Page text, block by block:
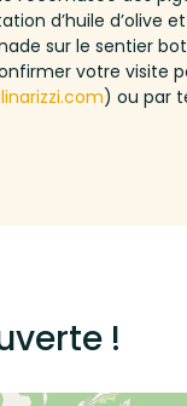
d’huile d’olive
sur le sentier
votre visite
) ou par
!